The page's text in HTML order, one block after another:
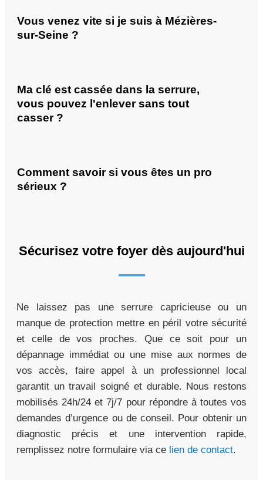
Vous venez vite si je suis à Mézières-
sur-Seine ?
Ma clé est cassée dans la serrure,
vous pouvez l'enlever sans tout
casser ?
Comment savoir si vous êtes un pro
sérieux ?
Sécurisez votre foyer dès aujourd'hui
Ne laissez pas une serrure capricieuse ou un
manque de protection mettre en péril votre sécurité
et celle de vos proches. Que ce soit pour un
dépannage immédiat ou une mise aux normes de
vos accès, faire appel à un professionnel local
garantit un travail soigné et durable. Nous restons
mobilisés 24h/24 et 7j/7 pour répondre à toutes vos
demandes d’urgence ou de conseil. Pour obtenir un
diagnostic précis et une intervention rapide,
remplissez notre formulaire via ce lien de contact.